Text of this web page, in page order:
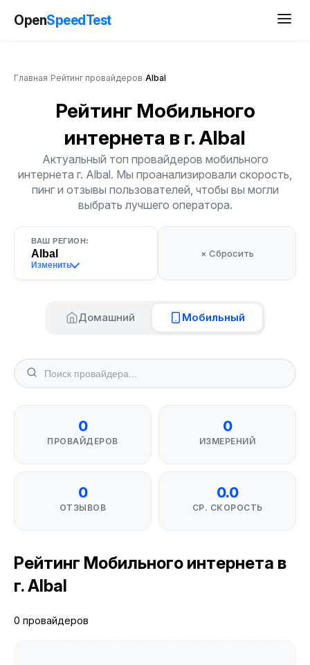
OpenSpeedTest
Главная Рейтинг провайдеров Albal
Рейтинг Мобильного
интернета в г. Albal
Актуальный топ провайдеров мобильного
интернета г. Albal. Мы проанализировали скорость,
пинг и отзывы пользователей, чтобы вы могли
выбрать лучшего оператора.
ВАШ РЕГИОН:
Albal
Изменить
× Сбросить
Домашний Мобильный
0
ПРОВАЙДЕРОВ
0
ИЗМЕРЕНИЙ
0
ОТЗЫВОВ
0.0
СР. СКОРОСТЬ
Рейтинг Мобильного интернета в
г. Albal
0 провайдеров